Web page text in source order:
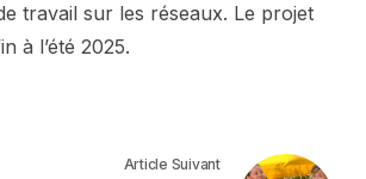
travail sur les réseaux. Le projet
à l’été 2025.
Article Suivant